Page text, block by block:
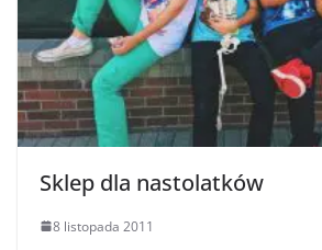
Sklep dla nastolatków
8 listopada 2011